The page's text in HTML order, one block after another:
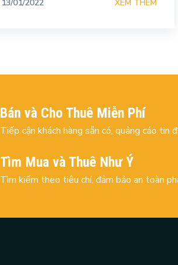
13/01/2022 XEM THÊM
Bán và Cho Thuê Miễn Phí
Tiếp cận khách hàng sẵn có, quảng cáo tin
Tìm Mua và Thuê Như Ý
Tìm kiếm theo tiêu chí, đảm bảo an toàn